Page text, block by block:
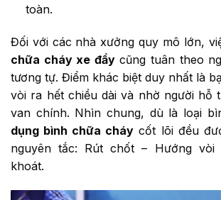
toàn.
Đối với các nhà xưởng quy mô lớn,
chữa cháy xe đẩycũng tuân theo
tương tự. Điểm khác biệt duy nhất là
vòi ra hết chiều dài và nhờ người hỗ
van chính. Nhìn chung, dù là loại
dụng bình chữa cháy cốt lõi đều
nguyên tắc: Rút chốt – Hướng
khoát.